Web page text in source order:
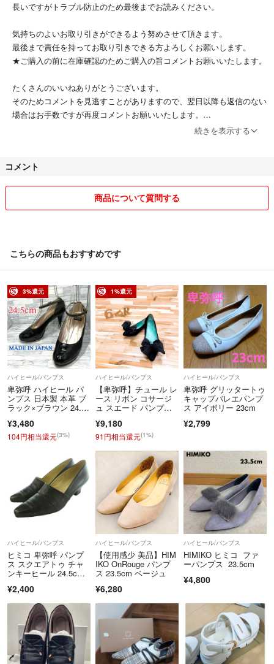
長いですがトラブル防止のため最後までお読みください。
気持ちのよいお取り引きができるよう努めさせて頂きます。
最後まで責任を持ってお取り引きできる方よろしくお願いします。
★ご購入の前に在庫確認のためご購入の旨コメントお願いいたします。
たくさんのいいねありがとうございます。
そのためコメントを見逃すことがありますので、翌日以降も返信のない
場合はお手数ですが再度コメントお願いいたします。
中にはお値下げ可能なものもございますがお安く出品してますので大幅
沖縄県、北海道の離島への発送、匿名配送の場合はプラス300円にて変
更可能です。
サイズが合わなかったイメージが違った等のご返品はご遠慮ください。
不具合があった場合は対応させていただきますのでご相談ください。
きなり評価をしたり、他人のミスを許せない方は入札をご遠慮くださ
い。
出品商品は予告なく削除する場合があります。
発送は基本的には宅配便になりますが、商品によりに普通郵便を使う場
合もあります。
梱包資材はリサイクル品を使用しますのでご理解ください。
発送は出来るだけ迅速にさせていただきますが、土日祝日をはさむ場合
やその他都合によりお時間をいただく場合もございますのでお急ぎの場
合はコメントにてご確認お願いいたします。
交渉中の場合でもそのままの状態、お値段でご購入いただける方、先に
お手続きしていただける方を優先させていただきますのでよろしくお願
いいたします。
お値下げした場合でも専用にはいたしませんので先にお手続きしていた
だける方を優先とさせていただきます。
神経質な方、完璧な商品をお求めの方はご購入をご遠慮ください。
最後までお読みいただきありがとうございました(^^)
続きを表示する
コメント
商品について質問する
こちらの商品もおすすめです
3%還元
ハイヒール/パンプス
卑弥呼 ハイヒール パ
ンプス 日本製 本革 ブ
ラック×ブラウン 24.5c
¥3,480
104円相当還元(3%)
1%還元
ハイヒール/パンプス
【卑弥呼】チュール レ
ース リボン コサージ
ュ スエード パンプ
¥9,180
91円相当還元(1%)
ハイヒール/パンプス
卑弥呼 グリッタートゥ
キャップバレエパンプ
ス アイボリー 23cm
¥2,799
ハイヒール/パンプス
ヒミコ 卑弥呼 パンプ
ス スクエアトゥ チャ
ンキーヒール 24.5c
¥2,400
ハイヒール/パンプス
【使用感少 美品】HIM
IKO OnRouge パンプ
ス 23.5cm ベージュ
¥6,280
ハイヒール/パンプス
HIMIKO ヒミコ ファ
ーパンプス 23.5cm
¥4,800